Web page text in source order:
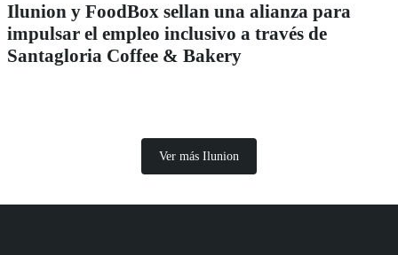
Ilunion y FoodBox sellan una alianza para
impulsar el empleo inclusivo a través de
Santagloria Coffee & Bakery
Ver más Ilunion